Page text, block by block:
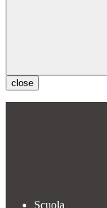
close
Scuola